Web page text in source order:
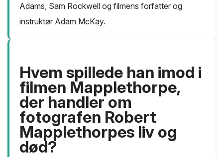
Adams, Sam Rockwell og filmens forfatter og
instruktør Adam McKay.
Hvem spillede han imod i
filmen Mapplethorpe,
der handler om
fotografen Robert
Mapplethorpes liv og
død?